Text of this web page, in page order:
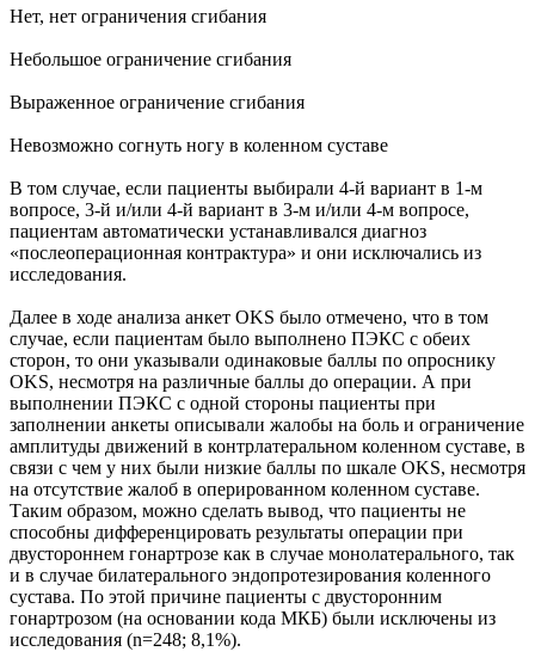
Нет, нет ограничения сгибания
Небольшое ограничение сгибания
Выраженное ограничение сгибания
Невозможно согнуть ногу в коленном суставе
В том случае, если пациенты выбирали 4-й вариант в 1-м
вопросе, 3-й и/или 4-й вариант в 3-м и/или 4-м вопросе,
пациентам автоматически устанавливался диагноз
«послеоперационная контрактура» и они исключались из
исследования.
Далее в ходе анализа анкет OKS было отмечено, что в том
случае, если пациентам было выполнено ПЭКС с обеих
сторон, то они указывали одинаковые баллы по опроснику
OKS, несмотря на различные баллы до операции. А при
выполнении ПЭКС с одной стороны пациенты при
заполнении анкеты описывали жалобы на боль и ограничение
амплитуды движений в контрлатеральном коленном суставе, в
связи с чем у них были низкие баллы по шкале OKS, несмотря
на отсутствие жалоб в оперированном коленном суставе.
Таким образом, можно сделать вывод, что пациенты не
способны дифференцировать результаты операции при
двустороннем гонартрозе как в случае монолатерального, так
и в случае билатерального эндопротезирования коленного
сустава. По этой причине пациенты с двусторонним
гонартрозом (на основании кода МКБ) были исключены из
исследования (n=248; 8,1%).